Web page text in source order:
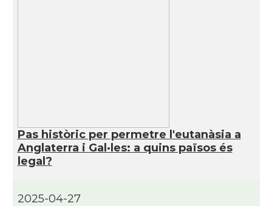
Pas històric per permetre l'eutanàsia a
Anglaterra i Gal·les: a quins països és
legal?
2025-04-27